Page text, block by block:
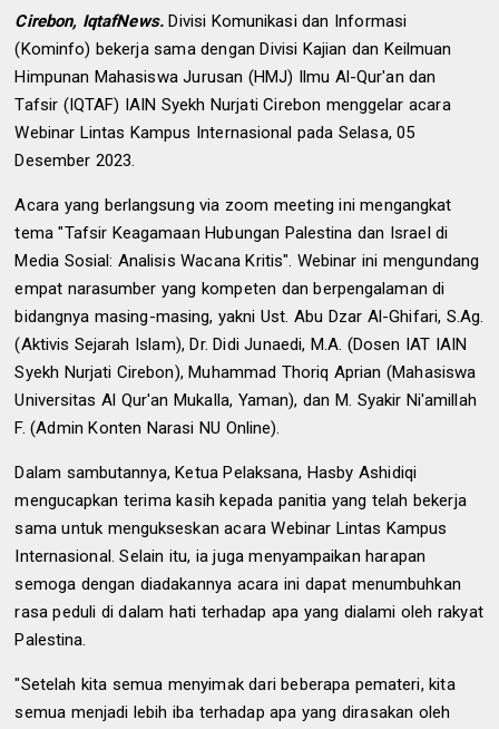
Cirebon, IqtafNews.Divisi Komunikasi dan Informasi
(Kominfo) bekerja sama dengan Divisi Kajian dan Keilmuan
Himpunan Mahasiswa Jurusan (HMJ) Ilmu Al-Qur'an dan
Tafsir (IQTAF) IAIN Syekh Nurjati Cirebon menggelar acara
Webinar Lintas Kampus Internasional pada Selasa, 05
Desember 2023.
Acara yang berlangsung via zoom meeting ini mengangkat
tema "Tafsir Keagamaan Hubungan Palestina dan Israel di
Media Sosial: Analisis Wacana Kritis". Webinar ini mengundang
empat narasumber yang kompeten dan berpengalaman di
bidangnya masing-masing, yakni Ust. Abu Dzar Al-Ghifari, S.Ag.
(Aktivis Sejarah Islam), Dr. Didi Junaedi, M.A. (Dosen IAT IAIN
Syekh Nurjati Cirebon), Muhammad Thoriq Aprian (Mahasiswa
Universitas Al Qur'an Mukalla, Yaman), dan M. Syakir Ni'amillah
F. (Admin Konten Narasi NU Online).
Dalam sambutannya, Ketua Pelaksana, Hasby Ashidiqi
mengucapkan terima kasih kepada panitia yang telah bekerja
sama untuk mengukseskan acara Webinar Lintas Kampus
Internasional. Selain itu, ia juga menyampaikan harapan
semoga dengan diadakannya acara ini dapat menumbuhkan
rasa peduli di dalam hati terhadap apa yang dialami oleh rakyat
Palestina.
"Setelah kita semua menyimak dari beberapa pemateri, kita
semua menjadi lebih iba terhadap apa yang dirasakan oleh